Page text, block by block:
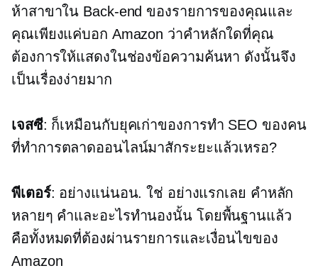
ห้าสาขาใน Back-end ของรายการของคุณและ
คุณเพียงแค่บอก Amazon ว่าคำหลักใดที่คุณ
ต้องการให้แสดงในช่องข้อความค้นหา ดังนั้นจึง
เป็นเรื่องง่ายมาก
เจสซี: ก็เหมือนกับยุคเก่าของการทำ SEO ของคน
ที่ทำการตลาดออนไลน์มาสักระยะแล้วเหรอ?
พีเตอร์: อย่างแน่นอน. ใช่ อย่างแรกเลย คำหลัก
หลายๆ คำและอะไรทำนองนั้น โดยพื้นฐานแล้ว
คือทั้งหมดที่ต้องผ่านรายการและเงื่อนไขของ
Amazon